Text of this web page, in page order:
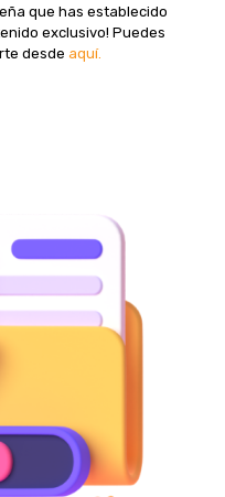
que has establecido
exclusivo! Puedes
desde aquí.